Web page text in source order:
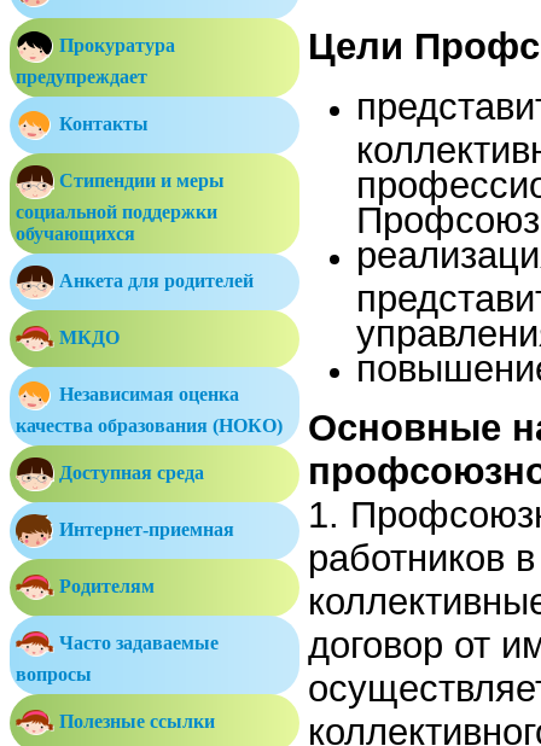
Прокуратура
предупреждает
Контакты
Стипендии и меры
социальной поддержки
обучающихся
Анкета для родителей
МКДО
Независимая оценка
качества образования (НОКО)
Доступная среда
Интернет-приемная
Родителям
Часто задаваемые
вопросы
Полезные ссылки
Цели
Основные
1.
работников
договор от